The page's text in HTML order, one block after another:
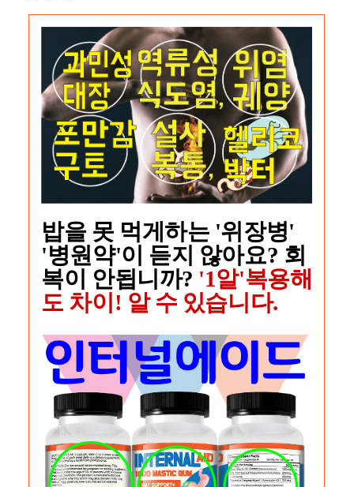
밥을 못 먹게하는 '위장병'
'병원약'이 듣지 않아요? 회
복이 안됩니까? '1알'복용해
도 차이! 알 수 있습니다.